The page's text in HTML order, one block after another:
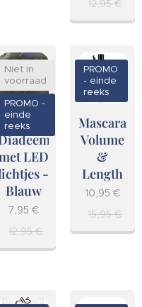
12,95€
Snowflake
LED
-
Blauw
Niet in
voorraad
PROMO -
einde
reeks
7,95 €
12,95€
Mascara
Volume
&
Length
PROMO
- einde
reeks
10,95 €
15,95€